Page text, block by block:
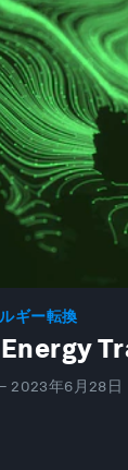
ギー転換
2023年6月28日